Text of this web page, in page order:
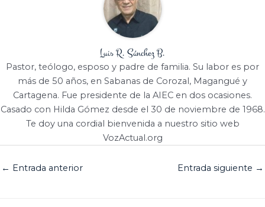
Luis R. Sánchez B.
Pastor, teólogo, esposo y padre de familia. Su labor es por
más de 50 años, en Sabanas de Corozal, Magangué y
Cartagena. Fue presidente de la AIEC en dos ocasiones.
Casado con Hilda Gómez desde el 30 de noviembre de 1968.
Te doy una cordial bienvenida a nuestro sitio web
VozActual.org
← Entrada anterior Entrada siguiente →